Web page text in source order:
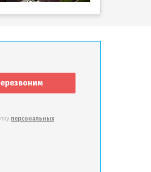
персональных